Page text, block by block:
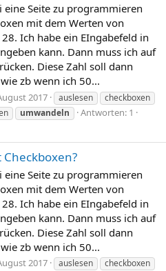
eine Seite zu programmieren
mit dem Werten von
Ich habe ein EIngabefeld in
kann. Dann muss ich auf
Diese Zahl soll dann
zb wenn ich 50...
2017 auslesen
checkboxen
umwandeln
Antworten: 1
eine Seite zu programmieren
mit dem Werten von
Ich habe ein EIngabefeld in
kann. Dann muss ich auf
Diese Zahl soll dann
zb wenn ich 50...
2017 auslesen
checkboxen